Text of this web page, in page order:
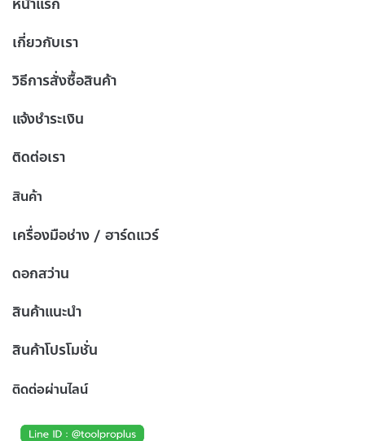
เกี่ยวกับเรา
วิธีการสั่งซื้อสินค้า
แจ้งชำระเงิน
ติดต่อเรา
สินค้า
เครื่องมือช่าง / ฮาร์ดแวร์
ดอกสว่าน
สินค้าแนะนำ
สินค้าโปรโมชั่น
ติดต่อผ่านไลน์